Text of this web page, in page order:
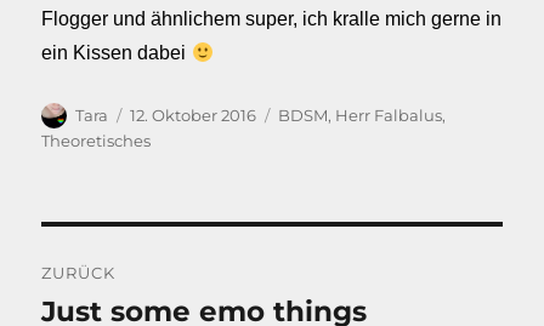
Flogger und ähnlichem super, ich kralle mich gerne in
ein Kissen dabei
Autor
Tara
Veröffentlicht
am
12. Oktober 2016 Kategorien
BDSM, Herr Falbalus,
Theoretisches
ZURÜCK
Vorheriger
Just some emo things